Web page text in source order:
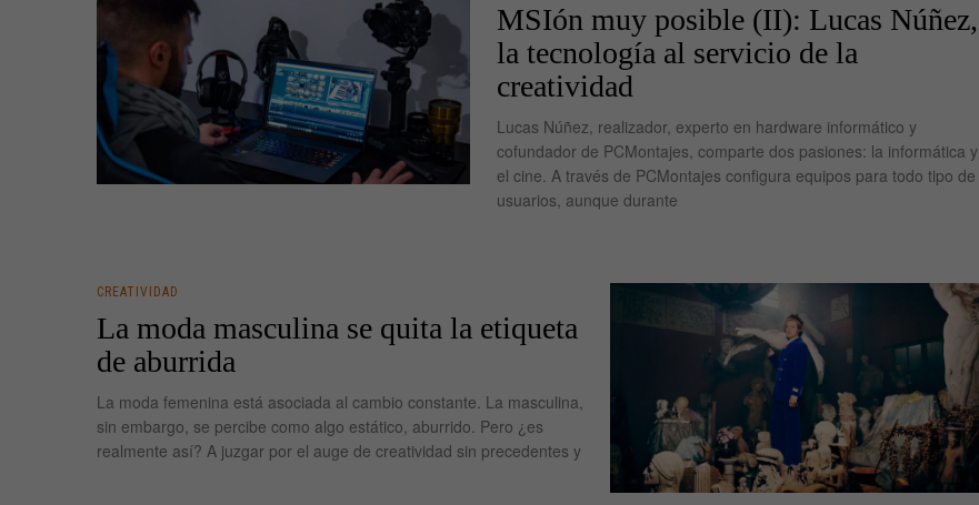
MSIón muy posible (II): Lucas Núñez,
la tecnología al servicio de la
creatividad
Lucas Núñez, realizador, experto en hardware informático y
cofundador de PCMontajes, comparte dos pasiones: la informática y
el cine. A través de PCMontajes configura equipos para todo tipo de
usuarios, aunque durante
CREATIVIDAD
La moda masculina se quita la etiqueta
de aburrida
La moda femenina está asociada al cambio constante. La masculina,
sin embargo, se percibe como algo estático, aburrido. Pero ¿es
realmente así? A juzgar por el auge de creatividad sin precedentes y